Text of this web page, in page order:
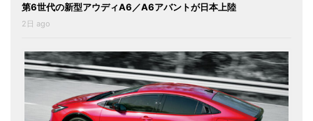
第6世代の新型アウディA6／A6アバントが日本上陸
2日 ago